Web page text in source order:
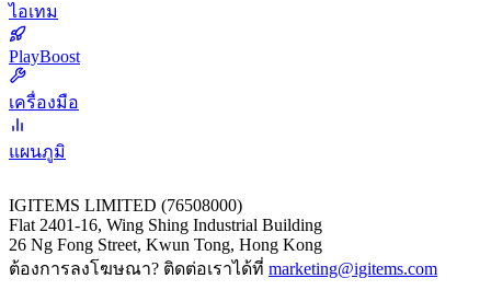
ไอเทม
PlayBoost
เครื่องมือ
แผนภูมิ
IGITEMS LIMITED (76508000)
Flat 2401-16, Wing Shing Industrial Building
26 Ng Fong Street, Kwun Tong, Hong Kong
ต้องการลงโฆษณา? ติดต่อเราได้ที่ marketing@igitems.com